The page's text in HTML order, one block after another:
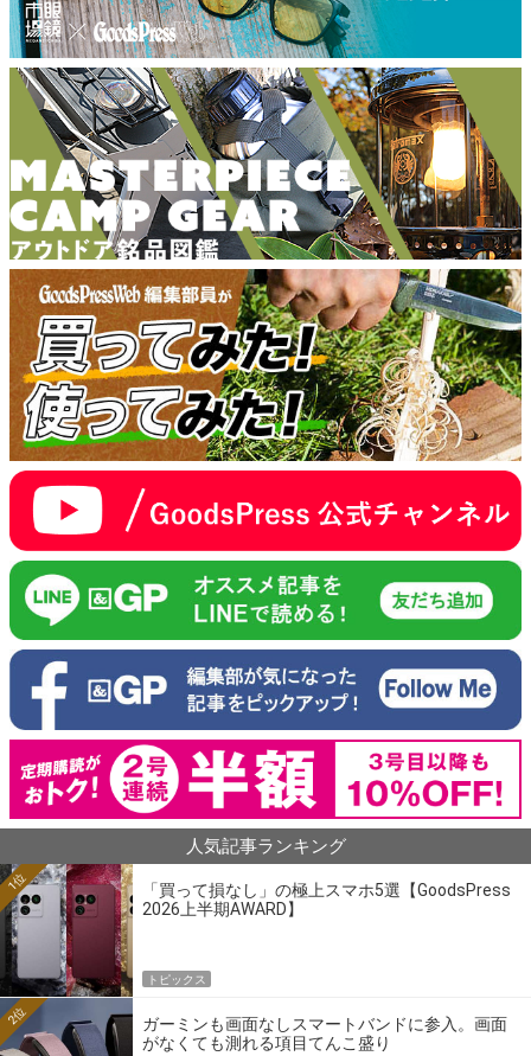
人気記事ランキング
「買って損なし」の極上スマホ5選【GoodsPress
2026上半期AWARD】
1位
トピックス
ガーミンも画面なしスマートバンドに参入。画面
がなくても測れる項目てんこ盛り
2位